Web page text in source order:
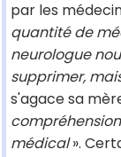
par les
quantité de
neurologue
supprimer,
s'agace sa
médical».